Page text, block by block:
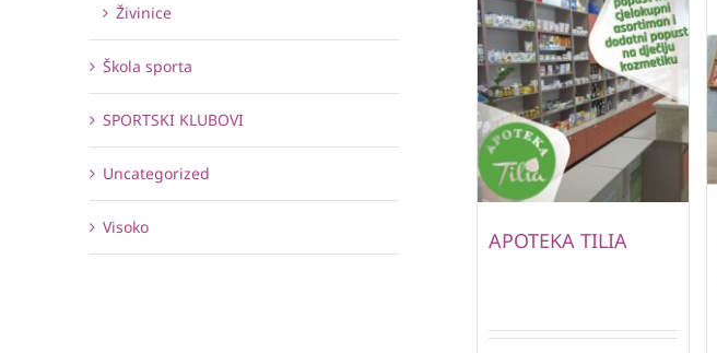
APOTEKA TILIA
Živinice
Škola sporta
SPORTSKI KLUBOVI
Uncategorized
Visoko